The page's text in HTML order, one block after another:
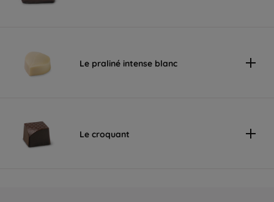
Le praliné intense blanc
Le croquant